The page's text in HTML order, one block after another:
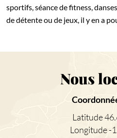
sportifs, séance de fitness,
de détente ou de jeux, il y en a
Nous
Latitude
Longitude -